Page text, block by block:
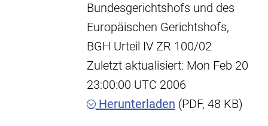
Bundesgerichtshofs und des
Europäischen Gerichtshofs,
BGH Urteil IV ZR 100/02
Zuletzt aktualisiert: Mon Feb 20
23:00:00 UTC 2006
Herunterladen (PDF, 48 KB)